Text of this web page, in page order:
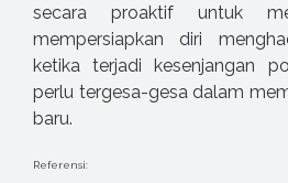
secara proaktif untuk
mempersiapkan diri
ketika terjadi kesenjangan
perlu tergesa-gesa dalam
baru.
Referensi: